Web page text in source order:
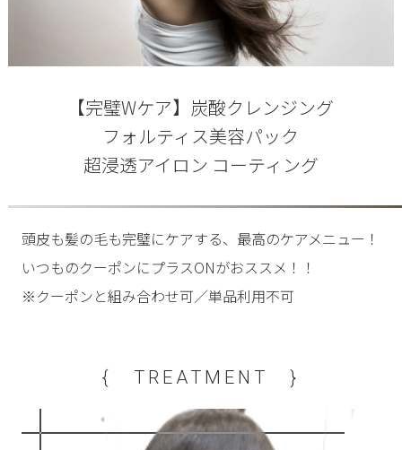
【完璧Wケア】炭酸クレンジング
フォルティス美容パック
超浸透アイロン コーティング
頭皮も髪の毛も完璧にケアする、最高のケアメニュー！
いつものクーポンにプラスONがおススメ！！
※クーポンと組み合わせ可／単品利用不可
{ TREATMENT }